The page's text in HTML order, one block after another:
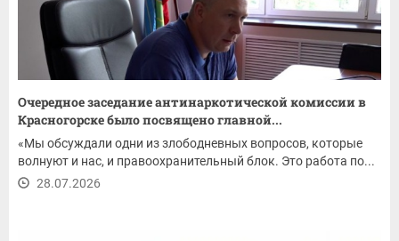
Очередное заседание антинаркотической комиссии в
Красногорске было посвящено главной...
«Мы обсуждали одни из злободневных вопросов, которые
волнуют и нас, и правоохранительный блок. Это работа по...
28.07.2026